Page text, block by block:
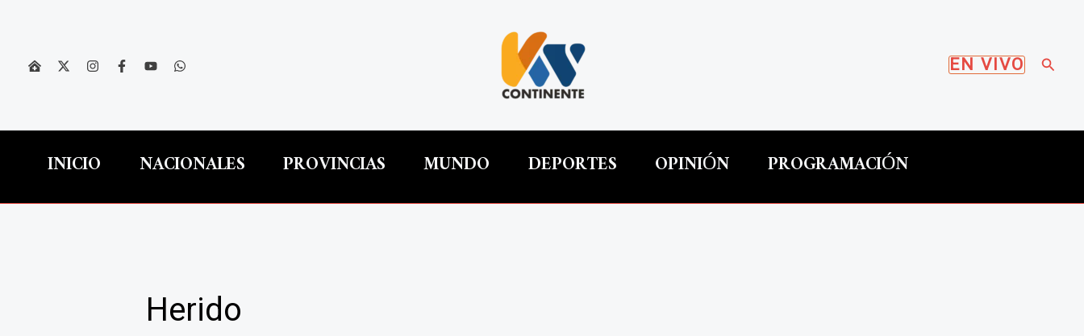
EN VIVO
INICIO NACIONALES PROVINCIAS MUNDO DEPORTES OPINIÓN PROGRAMACIÓN
Herido